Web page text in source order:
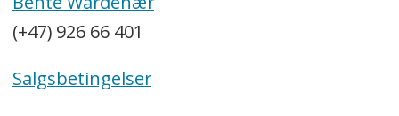
(+47) 926 66 401
Salgsbetingelser